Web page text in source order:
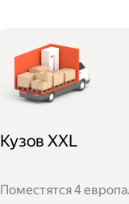
Кузов XXL
Поместятся 4